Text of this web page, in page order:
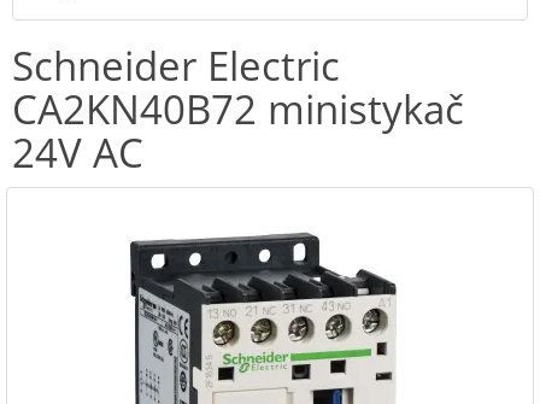
Schneider Electric
CA2KN40B72 ministykač
24V AC